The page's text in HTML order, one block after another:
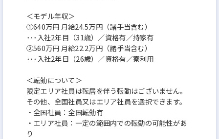
＜モデル年収＞
①640万円 月給24.5万円（諸手当含む）
･･･入社2年目（31歳）／資格有／持家有
②560万円 月給22.2万円（諸手当含む）
･･･入社2年目（26歳）／資格有／寮利用
＜転勤について＞
限定エリア社員は転居を伴う転勤はございません。
その他、全国社員又はエリア社員を選択できます。
・全国社員：全国転勤有
・エリア社員：一定の範囲内での転勤の可能性があ
り